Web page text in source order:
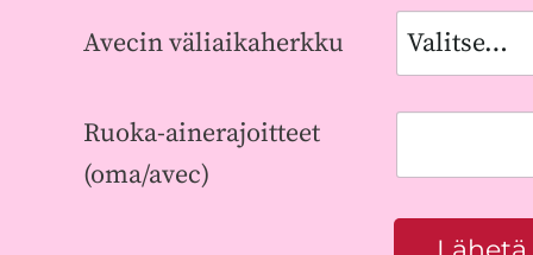
Avecin väliaikaherkku
Ruoka-ainerajoitteet
(oma/avec)